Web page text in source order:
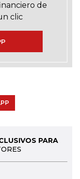
de
clic
PARA